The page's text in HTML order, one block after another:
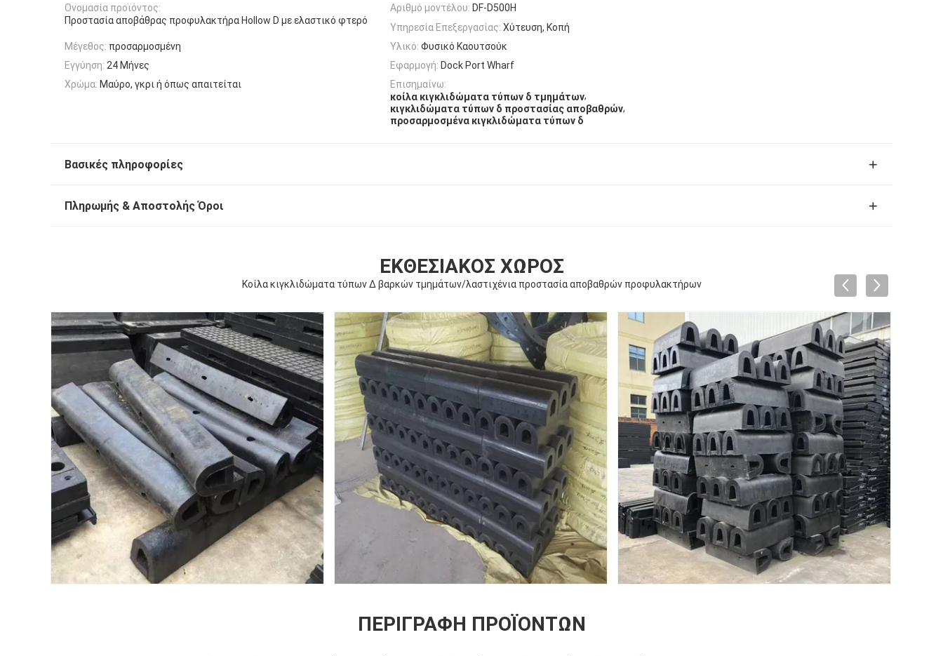
Ονομασία προϊόντος:
Προστασία αποβάθρας προφυλακτήρα Hollow D με ελαστικό φτερό
Αριθμό μοντέλου: DF-D500H
Υπηρεσία Επεξεργασίας: Χύτευση, Κοπή
Μέγεθος: προσαρμοσμένη Υλικό: Φυσικό Καουτσούκ
Εγγύηση: 24 Μήνες Εφαρμογή: Dock Port Wharf
Χρώμα: Μαύρο, γκρι ή όπως απαιτείται
Επισημαίνω:
κοίλα κιγκλιδώματα τύπων δ τμημάτων,
κιγκλιδώματα τύπων δ προστασίας αποβαθρών,
προσαρμοσμένα κιγκλιδώματα τύπων δ
Βασικές πληροφορίες
Πληρωμής & Αποστολής Όροι
ΕΚΘΕΣΙΑΚΌΣ ΧΏΡΟΣ
Κοίλα κιγκλιδώματα τύπων Δ βαρκών τμημάτων/λαστιχένια προστασία αποβαθρών προφυλακτήρων
ΠΕΡΙΓΡΑΦΉ ΠΡΟΪΌΝΤΩΝ